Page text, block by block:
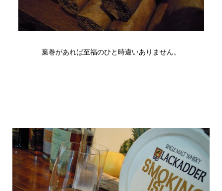
葉巻があれば至福のひと時違いありません。